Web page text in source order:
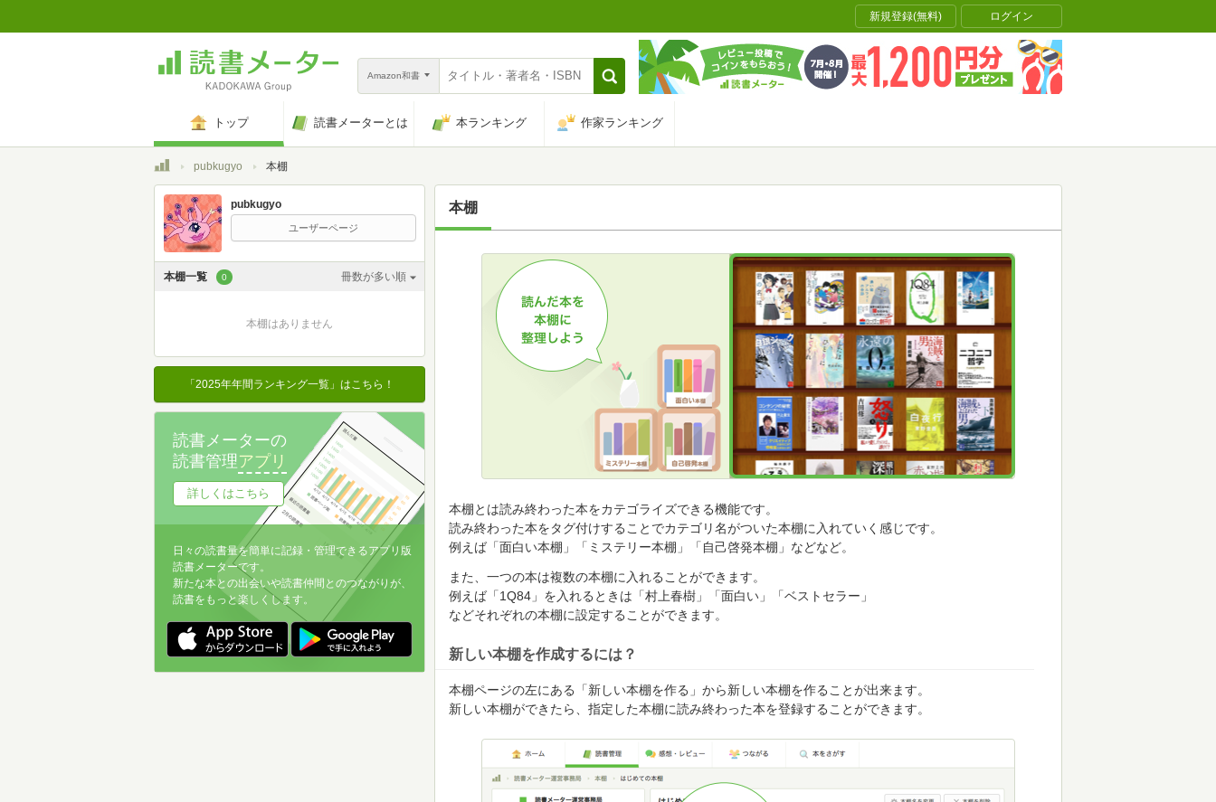
新規登録(無料) ログイン
Amazon和書
トップ 読書メーターとは 本ランキング 作家ランキング
トップpubkugyo 本棚
pubkugyo
ユーザーページ
本棚一覧 0 冊数が多い順
登録日時が新しい順
登録日時が古い順
名前昇順
名前降順
冊数が多い順
冊数が少ない順
本棚はありません
「2025年年間ランキング一覧」はこちら！
読書メーターの
読書管理アプリ
詳しくはこちら
日々の読書量を簡単に記録・管理できるアプリ版
読書メーターです。
新たな本との出会いや読書仲間とのつながりが、
読書をもっと楽しくします。
本棚
本棚とは読み終わった本をカテゴライズできる機能です。
読み終わった本をタグ付けすることでカテゴリ名がついた本棚に入れていく感じです。
例えば「面白い本棚」「ミステリー本棚」「自己啓発本棚」などなど。
また、一つの本は複数の本棚に入れることができます。
例えば「1Q84」を入れるときは「村上春樹」「面白い」「ベストセラー」
などそれぞれの本棚に設定することができます。
新しい本棚を作成するには？
本棚ページの左にある「新しい本棚を作る」から新しい本棚を作ることが出来ます。
新しい本棚ができたら、指定した本棚に読み終わった本を登録することができます。